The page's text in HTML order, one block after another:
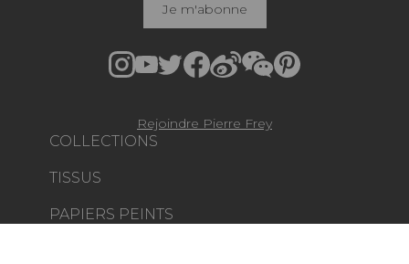
COLLECTIONS
TISSUS
PAPIERS PEINTS
Je m'abonne
Rejoindre Pierre Frey